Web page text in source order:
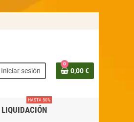
Iniciar sesión
0
0,00 €
LIQUIDACIÓN
HASTA 50%